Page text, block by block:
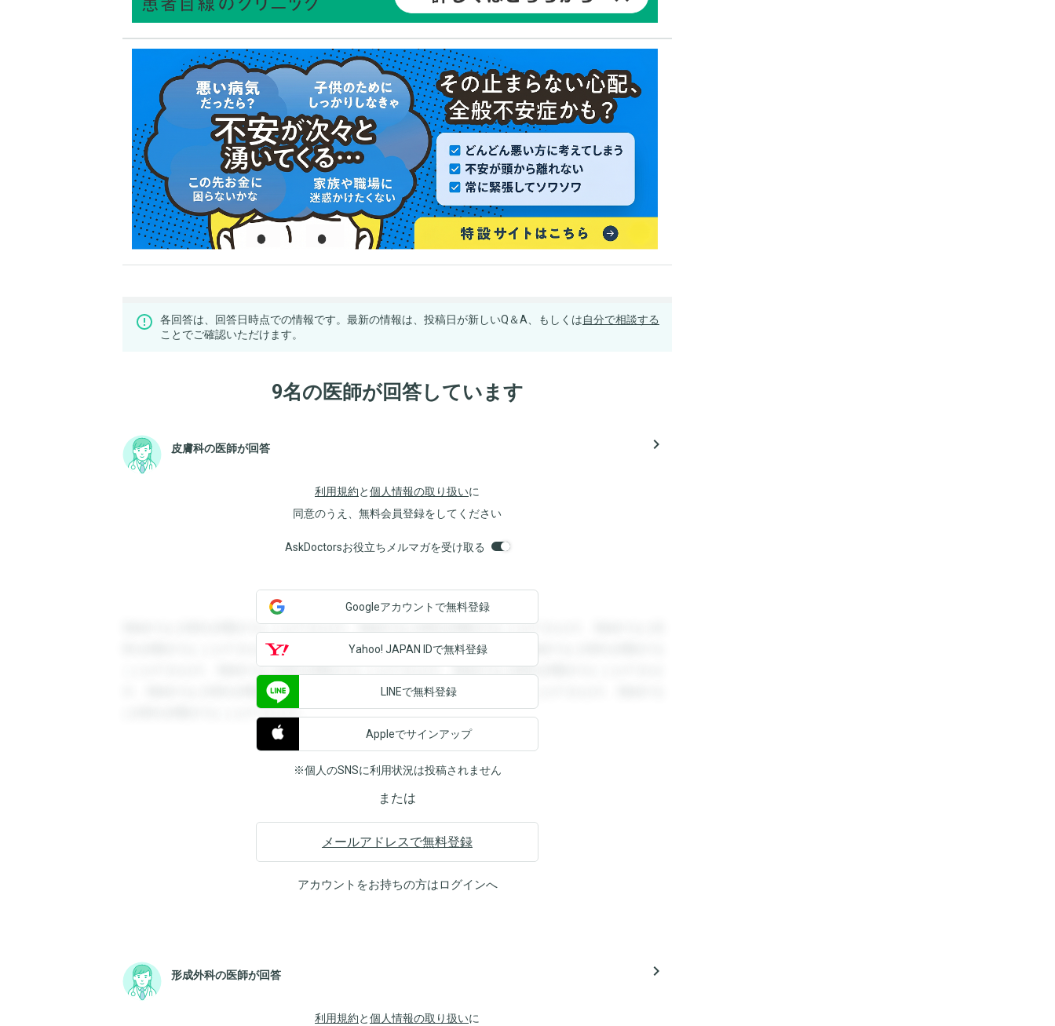
各回答は、回答日時点での情報です。最新の情報は、投稿日が新しいQ＆A、もしくは自分で相談する
ことでご確認いただけます。
9名の医師が回答しています
皮膚科の医師が回答 navigate_next
利用規約と個人情報の取り扱いに
同意のうえ、無料会員登録をしてください
AskDoctorsお役立ちメルマガを受け取る
登録すると回答を閲覧することができます。登録すると回答を閲覧することができます。登録すると回
答を閲覧することができます。登録すると回答を閲覧することができます。登録すると回答を閲覧する
ことができます。登録すると回答を閲覧することができます。登録すると回答を閲覧することができま
す。登録すると回答を閲覧することができます。登録すると回答を閲覧することができます。登録する
と回答を閲覧することができます。
Googleアカウントで無料登録
Yahoo! JAPAN IDで無料登録
LINEで無料登録
Appleでサインアップ
※個人のSNSに利用状況は投稿されません
または
メールアドレスで無料登録
アカウントをお持ちの方はログインへ
形成外科の医師が回答 navigate_next
利用規約と個人情報の取り扱いに